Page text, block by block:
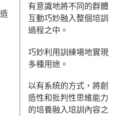
有意識地將不同的群體
互動巧妙融入整個培訓
過程之中。
巧妙利用訓練場地實現
多種用途。
以有系統的方式，將創
造性和批判性思維能力
的培養融入培訓內容之